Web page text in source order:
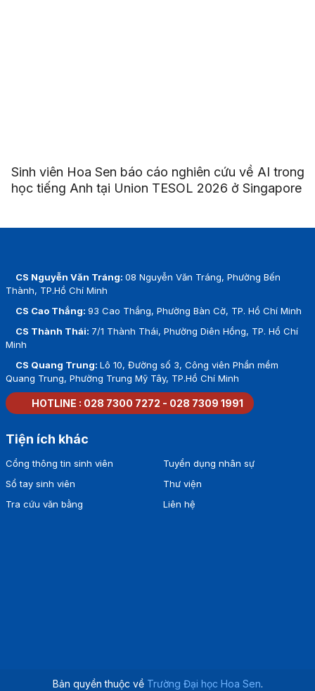
Sinh viên Hoa Sen báo cáo nghiên cứu về AI trong
học tiếng Anh tại Union TESOL 2026 ở Singapore
CS Nguyễn Văn Tráng: 08 Nguyễn Văn Tráng, Phường Bến
Thành, TP.Hồ Chí Minh
CS Cao Thắng: 93 Cao Thắng, Phường Bàn Cờ, TP. Hồ Chí Minh
CS Thành Thái: 7/1 Thành Thái, Phường Diên Hồng, TP. Hồ Chí
Minh
CS Quang Trung: Lô 10, Đường số 3, Công viên Phần mềm
Quang Trung, Phường Trung Mỹ Tây, TP.Hồ Chí Minh
HOTLINE : 028 7300 7272 - 028 7309 1991
Tiện ích khác
Cổng thông tin sinh viên
Sổ tay sinh viên
Tra cứu văn bằng
Tuyển dụng nhân sự
Thư viện
Liên hệ
Bản quyền thuộc về Trường Đại học Hoa Sen.